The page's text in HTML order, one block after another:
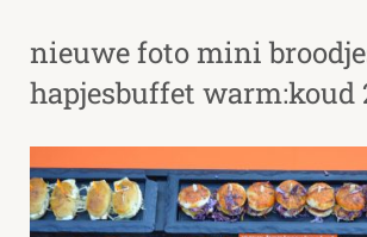
nieuwe foto mini
hapjesbuffet warm:koud